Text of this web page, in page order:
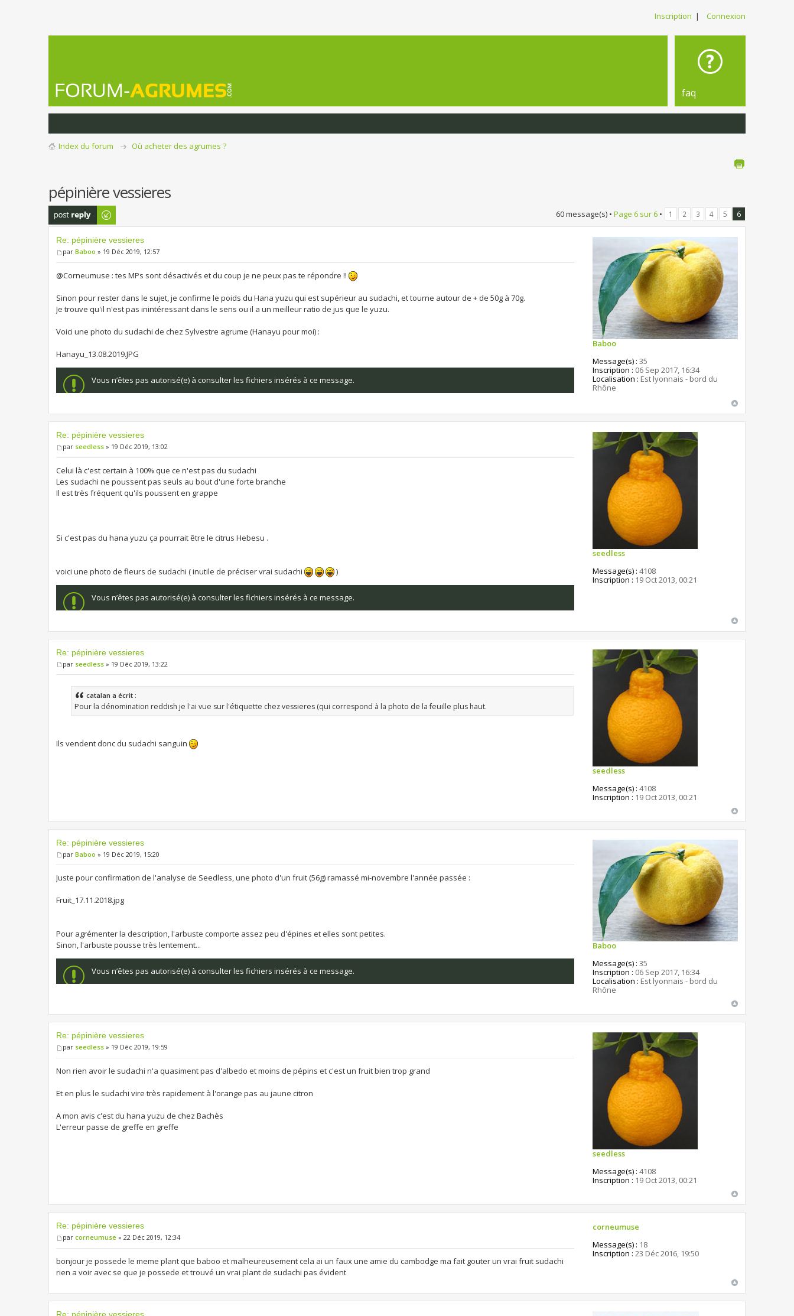
Inscription | Connexion
faq
Index du forum Où acheter des agrumes ?
pépinière vessieres
Publier une
réponse
60 message(s) • Page 6 sur 6 • 1 2 3 4 5 6
Re: pépinière vessieres
par Baboo » 19 Déc 2019, 12:57
@Corneumuse : tes MPs sont désactivés et du coup je ne peux pas te répondre !!
Sinon pour rester dans le sujet, je confirme le poids du Hana yuzu qui est supérieur au sudachi, et tourne autour de + de 50g à 70g.
Je trouve qu'il n'est pas inintéressant dans le sens ou il a un meilleur ratio de jus que le yuzu.
Voici une photo du sudachi de chez Sylvestre agrume (Hanayu pour moi) :
Hanayu_13.08.2019.JPG
Vous n’êtes pas autorisé(e) à consulter les fichiers insérés à ce message.
Baboo
Message(s) : 35
Inscription : 06 Sep 2017, 16:34
Localisation : Est lyonnais - bord du
Rhône
Re: pépinière vessieres
par seedless » 19 Déc 2019, 13:02
Celui là c'est certain à 100% que ce n'est pas du sudachi
Les sudachi ne poussent pas seuls au bout d'une forte branche
Il est très fréquent qu'ils poussent en grappe
Si c'est pas du hana yuzu ça pourrait être le citrus Hebesu .
voici une photo de fleurs de sudachi ( inutile de préciser vrai sudachi )
Vous n’êtes pas autorisé(e) à consulter les fichiers insérés à ce message.
seedless
Message(s) : 4108
Inscription : 19 Oct 2013, 00:21
Re: pépinière vessieres
par seedless » 19 Déc 2019, 13:22
catalan a écrit :
Pour la dénomination reddish je l'ai vue sur l'étiquette chez vessieres (qui correspond à la photo de la feuille plus haut.
Ils vendent donc du sudachi sanguin
seedless
Message(s) : 4108
Inscription : 19 Oct 2013, 00:21
Re: pépinière vessieres
par Baboo » 19 Déc 2019, 15:20
Juste pour confirmation de l'analyse de Seedless, une photo d'un fruit (56g) ramassé mi-novembre l'année passée :
Fruit_17.11.2018.jpg
Pour agrémenter la description, l'arbuste comporte assez peu d'épines et elles sont petites.
Sinon, l'arbuste pousse très lentement...
Vous n’êtes pas autorisé(e) à consulter les fichiers insérés à ce message.
Baboo
Message(s) : 35
Inscription : 06 Sep 2017, 16:34
Localisation : Est lyonnais - bord du
Rhône
Re: pépinière vessieres
par seedless » 19 Déc 2019, 19:59
Non rien avoir le sudachi n'a quasiment pas d'albedo et moins de pépins et c'est un fruit bien trop grand
Et en plus le sudachi vire très rapidement à l'orange pas au jaune citron
A mon avis c'est du hana yuzu de chez Bachès
L'erreur passe de greffe en greffe
seedless
Message(s) : 4108
Inscription : 19 Oct 2013, 00:21
Re: pépinière vessieres
par corneumuse » 22 Déc 2019, 12:34
bonjour je possede le meme plant que baboo et malheureusement cela ai un faux une amie du cambodge ma fait gouter un vrai fruit sudachi
rien a voir avec se que je possede et trouvé un vrai plant de sudachi pas évident
corneumuse
Message(s) : 18
Inscription : 23 Déc 2016, 19:50